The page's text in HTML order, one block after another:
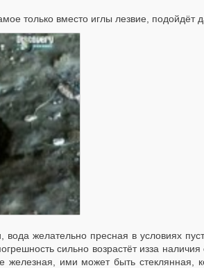
только вместо иглы лезвие, подойдёт
желательно пресная в условиях
сильно возрастёт изза
железная, ими может быть стеклянная,